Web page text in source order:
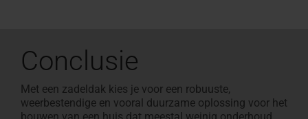
Conclusie
Met een zadeldak kies je voor een robuuste,
weerbestendige en vooral duurzame oplossing voor het